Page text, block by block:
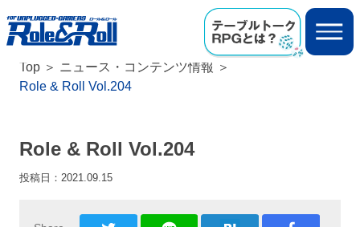
Top
ニュース・コンテンツ情報
Role & Roll Vol.204
Role & Roll Vol.204
投稿日： 2021.09.15